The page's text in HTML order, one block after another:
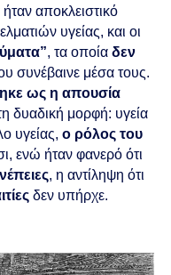
αποκλειστικό
υγείας, και οι
, τα οποίαδεν
συνέβαινε μέσα τους.
ως η απουσία
δυαδική μορφή: υγεία
υγείας,ο ρόλος του
ενώ ήταν φανερό ότι
, η αντίληψη ότι
δεν υπήρχε.